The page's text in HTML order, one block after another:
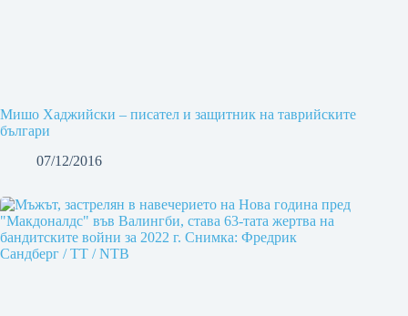
Мишо Хаджийски – писател и защитник на таврийските
българи
07/12/2016